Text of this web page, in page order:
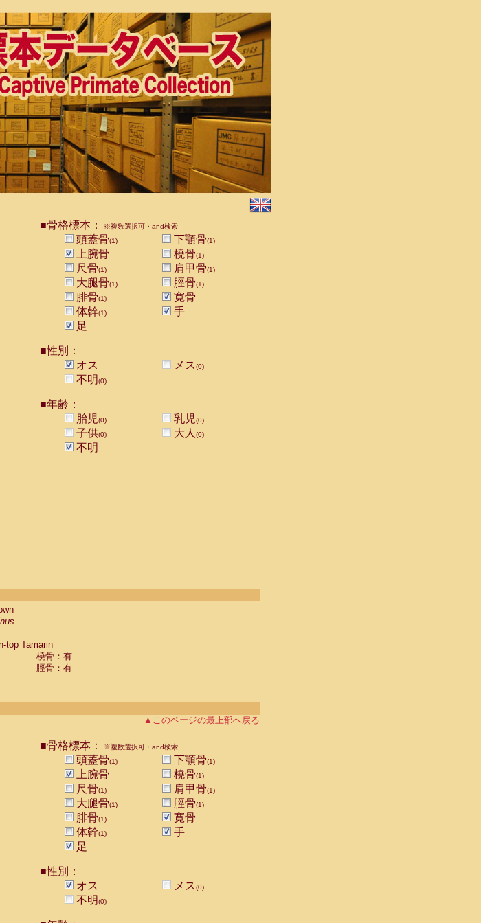
■骨格標本： ※複数選択可・and検索
頭蓋骨(1) 下顎骨(1)
上腕骨 橈骨(1)
尺骨(1) 肩甲骨(1)
大腿骨(1) 脛骨(1)
腓骨(1)
寛骨
体幹(1)
手
足
■性別：
オス
メス(0)
不明(0)
■年齢：
胎児(0) 乳児(0)
子供(0) 大人 (0)
不明
top Tamarin
橈骨：有
脛骨：有
▲このページの最上部へ戻る
■骨格標本： ※複数選択可・and検索
頭蓋骨(1) 下顎骨(1)
上腕骨 橈骨(1)
尺骨(1) 肩甲骨(1)
大腿骨(1) 脛骨(1)
腓骨(1)
寛骨
体幹(1)
手
足
■性別：
オス
メス(0)
不明(0)